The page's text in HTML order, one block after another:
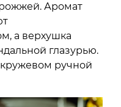
Аромат
а верхушка
глазурью.
ручной